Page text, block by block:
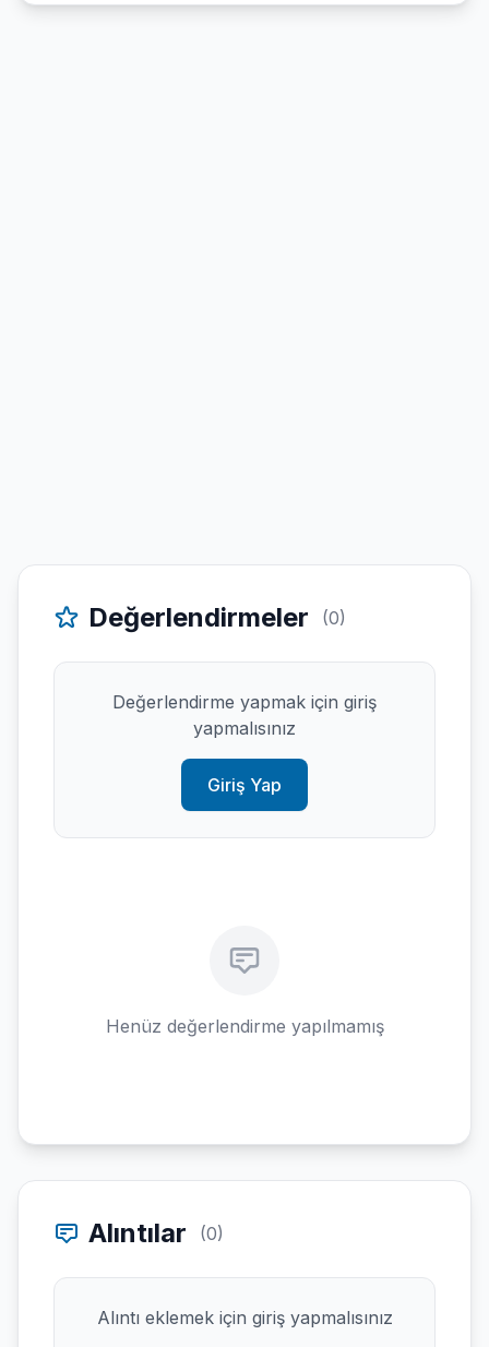
Değerlendirmeler (0)
Değerlendirme yapmak için giriş
yapmalısınız
Giriş Yap
Henüz değerlendirme yapılmamış
Alıntılar (0)
Alıntı eklemek için giriş yapmalısınız